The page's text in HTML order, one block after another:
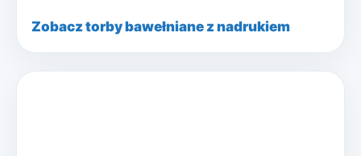
Zobacz torby bawełniane z nadrukiem